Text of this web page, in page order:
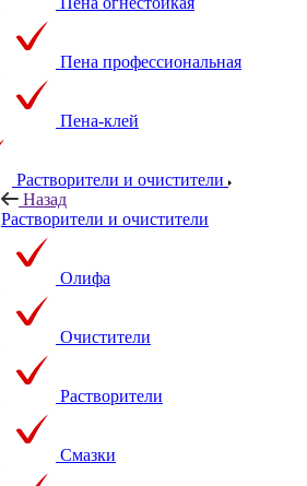
Пена профессиональная
Пена-клей
Растворители и очистители
Назад
Растворители и очистители
Олифа
Очистители
Растворители
Смазки